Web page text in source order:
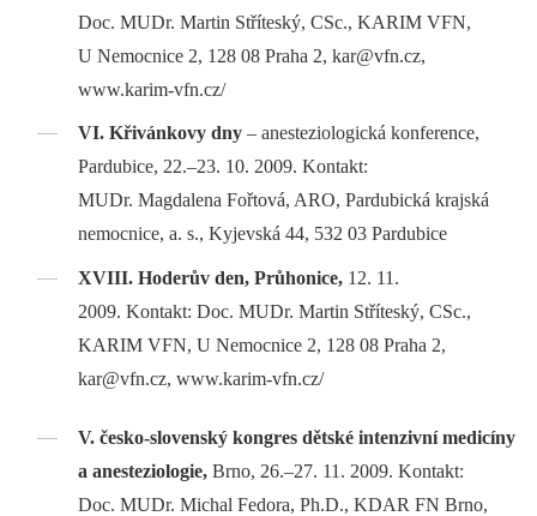
Doc. MUDr. Martin Stříteský, CSc., KARIM VFN,
U Nemocnice 2, 128 08 Praha 2, kar@vfn.cz,
www.karim-vfn.cz/
VI. Křivánkovy dny –⁠ anesteziologická konference,
Pardubice, 22.–23. 10. 2009. Kontakt:
MUDr. Magdalena Fořtová, ARO, Pardubická krajská
nemocnice, a. s., Kyjevská 44, 532 03 Pardubice
XVIII. Hoderův den, Průhonice, 12. 11.
2009. Kontakt: Doc. MUDr. Martin Stříteský, CSc.,
KARIM VFN, U Nemocnice 2, 128 08 Praha 2,
kar@vfn.cz, www.karim-vfn.cz/
V. česko-slovenský kongres dětské intenzivní medicíny
a anesteziologie, Brno, 26.–27. 11. 2009. Kontakt:
Doc. MUDr. Michal Fedora, Ph.D., KDAR FN Brno,